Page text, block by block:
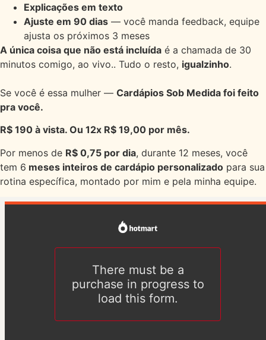
Explicações em texto
Ajuste em 90 dias — você manda feedback, equipe
ajusta os próximos 3 meses
A única coisa que não está incluída é a chamada de 30
minutos comigo, ao vivo.. Tudo o resto, igualzinho.
Se você é essa mulher — Cardápios Sob Medida foi feito
pra você.
R$ 190 à vista. Ou 12x R$ 19,00 por mês.
Por menos de R$ 0,75 por dia, durante 12 meses, você
tem 6 meses inteiros de cardápio personalizado para sua
rotina específica, montado por mim e pela minha equipe.